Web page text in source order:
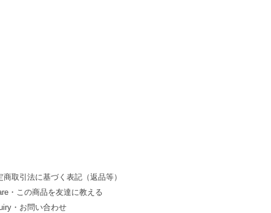
商取引法に基づく表記（返品等）
・この商品を友達に教える
・お問い合わせ